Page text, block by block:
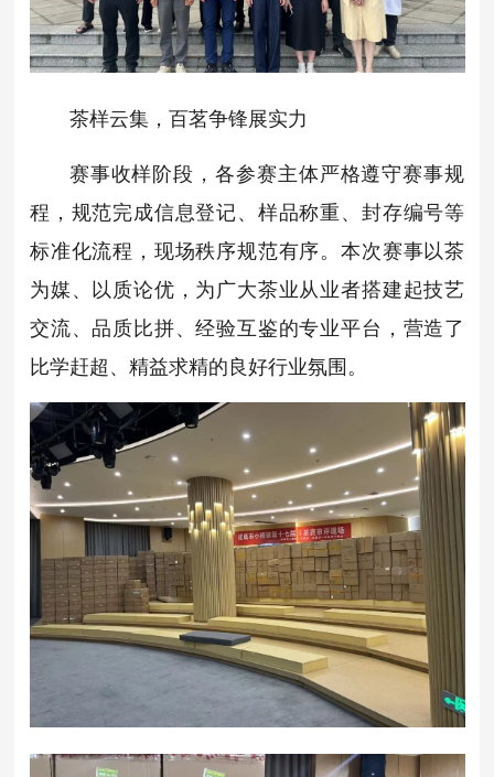
茶样云集，百茗争锋展实力
赛事收样阶段，各参赛主体严格遵守赛事规
程，规范完成信息登记、样品称重、封存编号等
标准化流程，现场秩序规范有序。本次赛事以茶
为媒、以质论优，为广大茶业从业者搭建起技艺
交流、品质比拼、经验互鉴的专业平台，营造了
比学赶超、精益求精的良好行业氛围。